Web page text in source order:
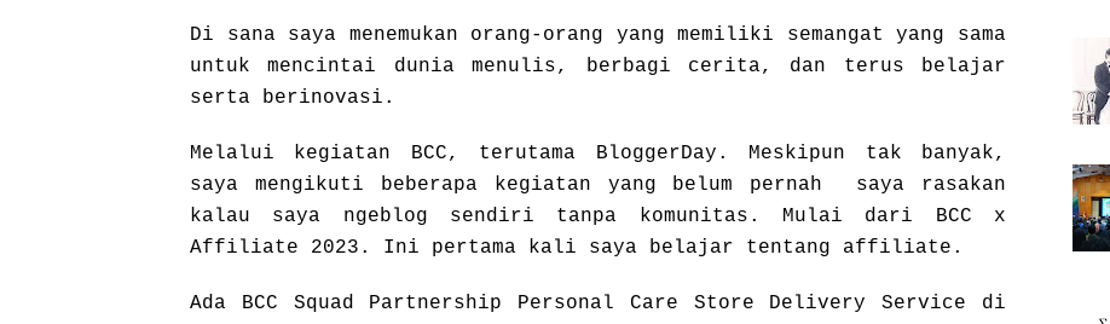
Di sana saya menemukan orang-orang yang memiliki semangat yang sama
untuk mencintai dunia menulis, berbagi cerita, dan terus belajar
serta berinovasi.
Melalui kegiatan BCC, terutama BloggerDay. Meskipun tak banyak,
saya mengikuti beberapa kegiatan yang belum pernah saya rasakan
kalau saya ngeblog sendiri tanpa komunitas. Mulai dari BCC x
Affiliate 2023. Ini pertama kali saya belajar tentang affiliate.
Ada BCC Squad Partnership Personal Care Store Delivery Service di